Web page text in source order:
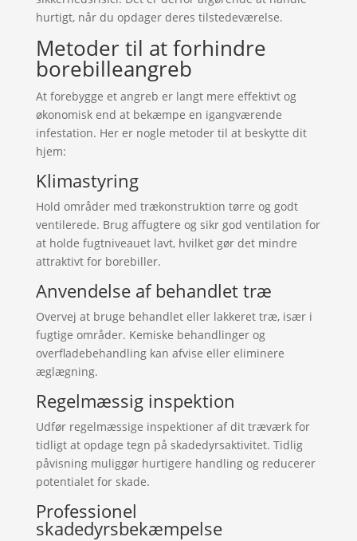
hurtigt, når du opdager deres tilstedeværelse.
Metoder til at forhindre
borebilleangreb
At forebygge et angreb er langt mere effektivt og
økonomisk end at bekæmpe en igangværende
infestation. Her er nogle metoder til at beskytte dit
hjem:
Klimastyring
Hold områder med trækonstruktion tørre og godt
ventilerede. Brug affugtere og sikr god ventilation for
at holde fugtniveauet lavt, hvilket gør det mindre
attraktivt for borebiller.
Anvendelse af behandlet træ
Overvej at bruge behandlet eller lakkeret træ, især i
fugtige områder. Kemiske behandlinger og
overfladebehandling kan afvise eller eliminere
æglægning.
Regelmæssig inspektion
Udfør regelmæssige inspektioner af dit træværk for
tidligt at opdage tegn på skadedyrsaktivitet. Tidlig
påvisning muliggør hurtigere handling og reducerer
potentialet for skade.
Professionel
skadedyrsbekæmpelse